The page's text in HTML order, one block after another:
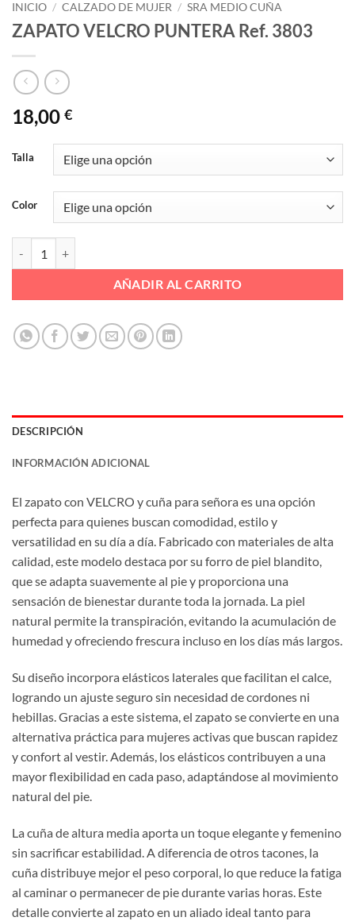
INICIO / CALZADO DE MUJER / SRA MEDIO CUÑA
ZAPATO VELCRO PUNTERA Ref. 3803
18,00 €
Talla
Color
AÑADIR AL CARRITO
DESCRIPCIÓN
INFORMACIÓN ADICIONAL
El zapato con VELCRO y cuña para señora es una opción
perfecta para quienes buscan comodidad, estilo y
versatilidad en su día a día. Fabricado con materiales de alta
calidad, este modelo destaca por su forro de piel blandito,
que se adapta suavemente al pie y proporciona una
sensación de bienestar durante toda la jornada. La piel
natural permite la transpiración, evitando la acumulación de
humedad y ofreciendo frescura incluso en los días más largos.
Su diseño incorpora elásticos laterales que facilitan el calce,
logrando un ajuste seguro sin necesidad de cordones ni
hebillas. Gracias a este sistema, el zapato se convierte en una
alternativa práctica para mujeres activas que buscan rapidez
y confort al vestir. Además, los elásticos contribuyen a una
mayor flexibilidad en cada paso, adaptándose al movimiento
natural del pie.
La cuña de altura media aporta un toque elegante y femenino
sin sacrificar estabilidad. A diferencia de otros tacones, la
cuña distribuye mejor el peso corporal, lo que reduce la fatiga
al caminar o permanecer de pie durante varias horas. Este
detalle convierte al zapato en un aliado ideal tanto para